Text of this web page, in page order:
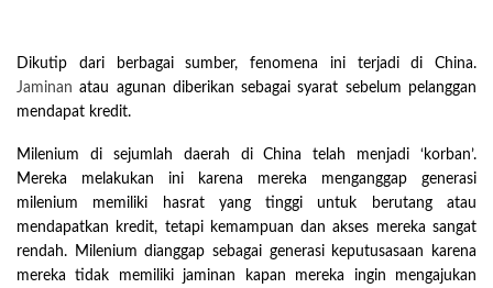
Dikutip dari berbagai sumber, fenomena ini terjadi di China.
Jaminan atau agunan diberikan sebagai syarat sebelum pelanggan
mendapat kredit.
Milenium di sejumlah daerah di China telah menjadi ‘korban’.
Mereka melakukan ini karena mereka menganggap generasi
milenium memiliki hasrat yang tinggi untuk berutang atau
mendapatkan kredit, tetapi kemampuan dan akses mereka sangat
rendah. Milenium dianggap sebagai generasi keputusasaan karena
mereka tidak memiliki jaminan kapan mereka ingin mengajukan